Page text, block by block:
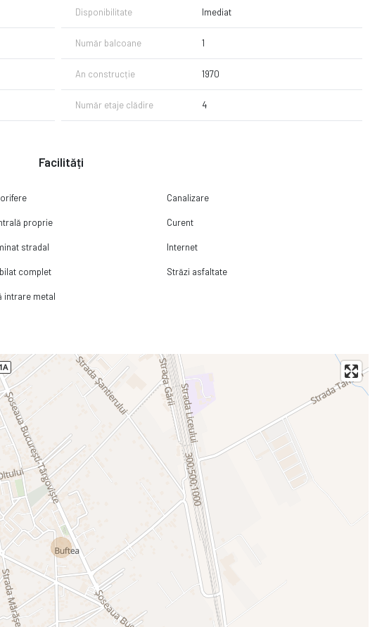
Disponibilitate Imediat
Număr balcoane 1
An construcție 1970
Număr etaje clădire 4
Facilități
Canalizare
proprie Curent
stradal Internet
complet Străzi asfaltate
intrare metal